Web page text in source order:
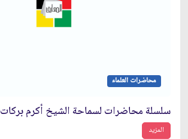
محاضرات العلماء
سلسلة محاضرات لسماحة الشيخ أكرم بركات
المزيد